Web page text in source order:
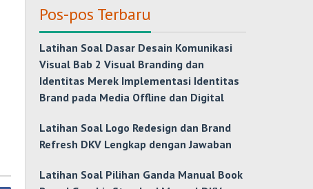
Pos-pos Terbaru
Latihan Soal Dasar Desain Komunikasi
Visual Bab 2 Visual Branding dan
Identitas Merek Implementasi Identitas
Brand pada Media Offline dan Digital
Latihan Soal Logo Redesign dan Brand
Refresh DKV Lengkap dengan Jawaban
Latihan Soal Pilihan Ganda Manual Book